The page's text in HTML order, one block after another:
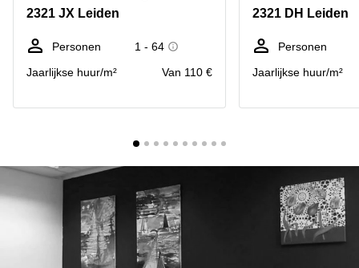
Hengelo
Hilversum
Hoofddorp
Tilburg
Zwolle
Amsterdam
Reeuwijk
Business
Arnhem
Business
Hilversum
Business
2321 JX Leiden
Personen
1 - 64
Jaarlijkse huur/m²
Van 110 €
2321 DH Leiden
Personen
Jaarlijkse huur/m²